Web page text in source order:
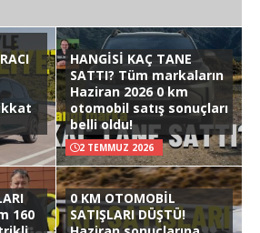
HANGİSİ KAÇ TANE
SATTI? Tüm markaların
Haziran 2026 0 km
otomobil satış sonuçları
belli oldu!
2 TEMMUZ 2026
160
0 KM OTOMOBİL
SATIŞLARI DÜŞTÜ!